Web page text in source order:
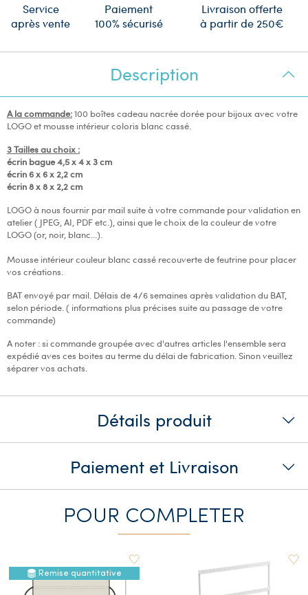
Service
après vente
Paiement
100% sécurisé
Livraison offerte
à partir de 250€
Description
A la commande:100 boîtes cadeau nacrée dorée pour bijoux avec votre
LOGO et mousse intérieur coloris blanc cassé.
3 Tailles au choix :
écrin bague 4,5 x 4 x 3 cm
écrin 6 x 6 x 2,2 cm
écrin 8 x 8 x 2,2 cm
LOGO à nous fournir par mail suite à votre commande pour validation en
atelier ( JPEG, AI, PDF etc.), ainsi que le choix de la couleur de votre
LOGO (or, noir, blanc...).
Mousse intérieur couleur blanc cassé recouverte de feutrine pour placer
vos créations.
BAT envoyé par mail. Délais de 4/6 semaines après validation du BAT,
selon période. ( informations plus précises suite au passage de votre
commande)
A noter : si commande groupée avec d'autres articles l'ensemble sera
expédié aves ces boites au terme du délai de fabrication. Sinon veuillez
séparer vos achats.
Détails produit
Paiement et Livraison
POUR COMPLETER
Remise quantitative